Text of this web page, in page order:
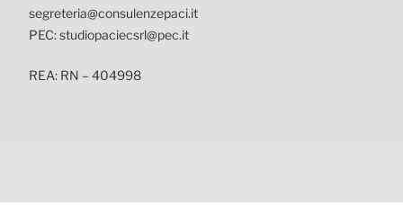
segreteria@consulenzepaci.it
PEC: studiopaciecsrl@pec.it
REA: RN – 404998